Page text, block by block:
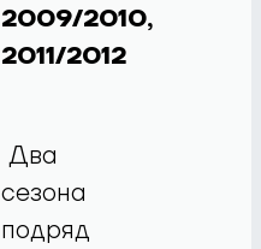
2009/2010,
2011/2012
Два
сезона
подряд